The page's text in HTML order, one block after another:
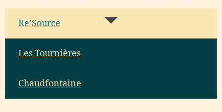
Re’Source
Les Tournières
Chaudfontaine